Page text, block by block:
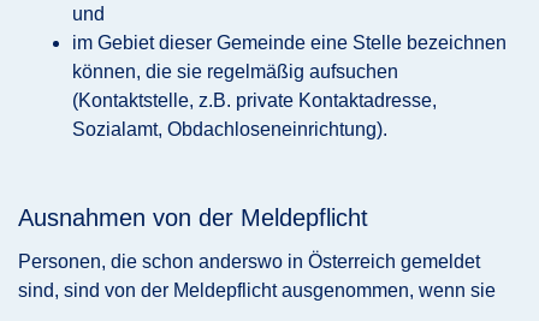
und
im Gebiet dieser Gemeinde eine Stelle bezeichnen
können, die sie regelmäßig aufsuchen
(Kontaktstelle, z.B. private Kontaktadresse,
Sozialamt, Obdachloseneinrichtung).
Ausnahmen von der Meldepflicht
Personen, die schon anderswo in Österreich gemeldet
sind, sind von der Meldepflicht ausgenommen, wenn sie